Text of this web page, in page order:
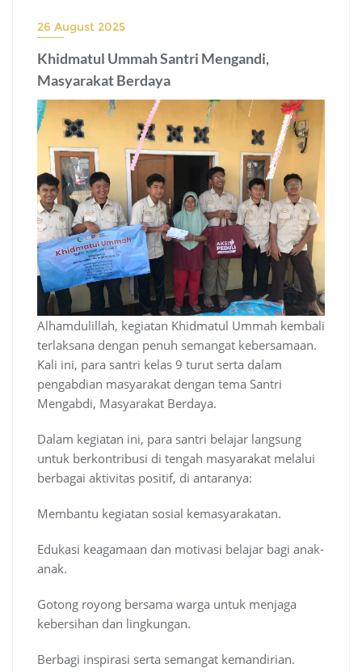
26 August 2025
Khidmatul Ummah Santri Mengandi,
Masyarakat Berdaya
Alhamdulillah, kegiatan Khidmatul Ummah kembali
terlaksana dengan penuh semangat kebersamaan.
Kali ini, para santri kelas 9 turut serta dalam
pengabdian masyarakat dengan tema Santri
Mengabdi, Masyarakat Berdaya.
Dalam kegiatan ini, para santri belajar langsung
untuk berkontribusi di tengah masyarakat melalui
berbagai aktivitas positif, di antaranya:
Membantu kegiatan sosial kemasyarakatan.
Edukasi keagamaan dan motivasi belajar bagi anak-
anak.
Gotong royong bersama warga untuk menjaga
kebersihan dan lingkungan.
Berbagi inspirasi serta semangat kemandirian.